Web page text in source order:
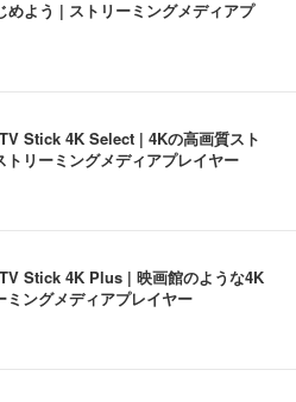
めよう | ストリーミングメディアプ
Stick 4K Select | 4Kの高画質スト
トリーミングメディアプレイヤー
Stick 4K Plus | 映画館のような4K
ミングメディアプレイヤー